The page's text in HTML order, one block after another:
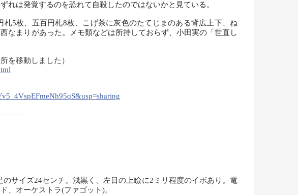
れは発覚するのを恐れて自殺したのではないかと見ている。
5枚、五百円札8枚、こげ茶に灰色のたてじまのある背広上下、ね
なまりがあった。メモ類などは所持しておらず、小田実の「世直し
を移動しました）
サイズ24センチ。浅黒く、左目の上瞼に2ミリ程度のイボあり。電
、オーケストラ(ファゴット)。